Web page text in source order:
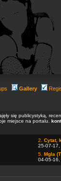
Gallery
się publicystyką,
miejsce na portalu.
2. Cytat,
25-07-
5. Mgla
04-05-